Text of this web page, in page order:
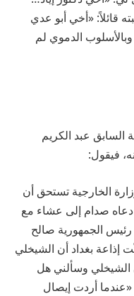
قائلاً: «أخي أبو عدي
لقد جرّبنا الأسلوب الدموي عام 1963 وبالأسلوب الدموي لم
السابق عبد الكريم
فيقول:
الخارجية تستحق أن
صدام إلى عشاء مع
رئيس الجمهورية صالح
بغداد أن الشيخلي
وسألني هل
أردت إيصال